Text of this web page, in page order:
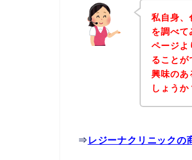
私自身、
を調べて
ページよ
ることが
興味のあ
しょうか
⇒ レジーナクリニックの